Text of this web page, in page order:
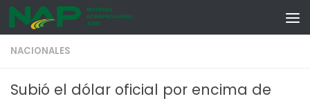
Skip to content
NACIONALES
Subió el dólar oficial por encima de